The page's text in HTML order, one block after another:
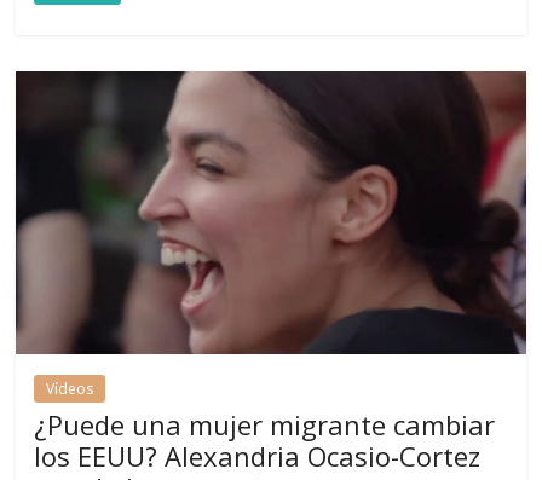
Vídeos
¿Puede una mujer migrante cambiar
los EEUU? Alexandria Ocasio-Cortez